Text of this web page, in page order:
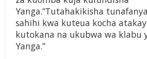
Yanga.“Tutahakikisha
sahihi kwa kuteua kocha
kutokana na ukubwa wa klabu
Yanga.”